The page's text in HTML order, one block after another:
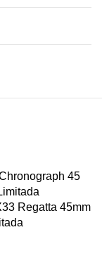
Regatta 45mm